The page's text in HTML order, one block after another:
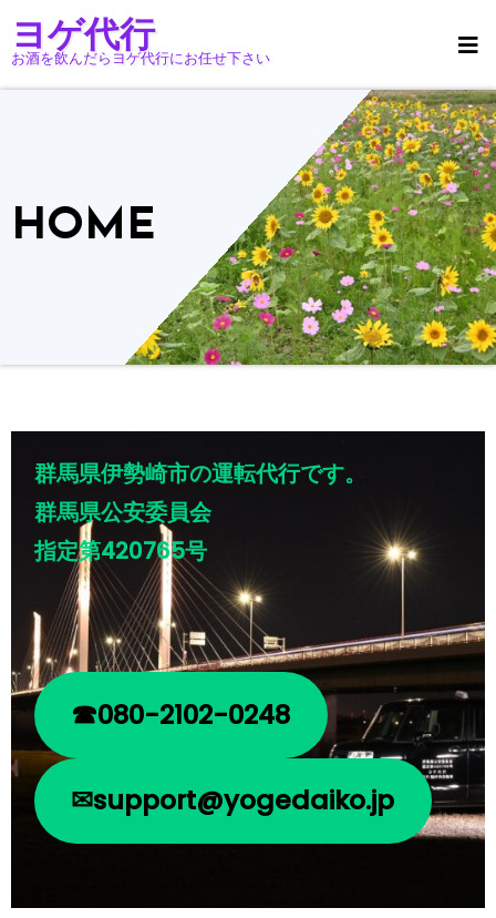
ン
ス
ヨゲ代行
お酒を飲んだらヨゲ代行にお任せ下さい
HOME
群馬県伊勢崎市の運転代行です。
群馬県公安委員会
指定第420765号
☎080-2102-0248
✉support@yogedaiko.jp